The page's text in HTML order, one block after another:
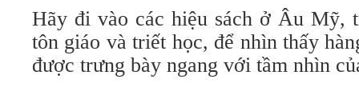
Hãy đi vào các hiệu sách ở Âu Mỹ,
tôn giáo và triết học, để nhìn thấy
được trưng bày ngang với tầm nhìn